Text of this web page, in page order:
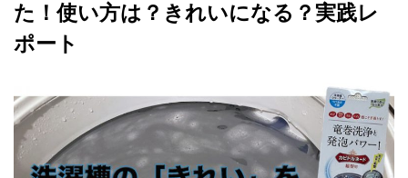
た！使い方は？きれいになる？実践レ
ポート